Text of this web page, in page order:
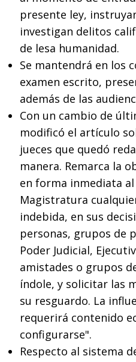
presente ley,
investigan delitos
de lesa humanidad.
Se mantendrá en los
examen escrito,
además de las
Con un cambio de
modificó el artículo
jueces que quedó
manera. Remarca la
en forma inmediata al
Magistratura
indebida, en sus
personas, grupos de
Poder Judicial,
amistades o grupos
índole, y solicitar las
su resguardo. La
requerirá contenido
configurarse".
Respecto al sistema